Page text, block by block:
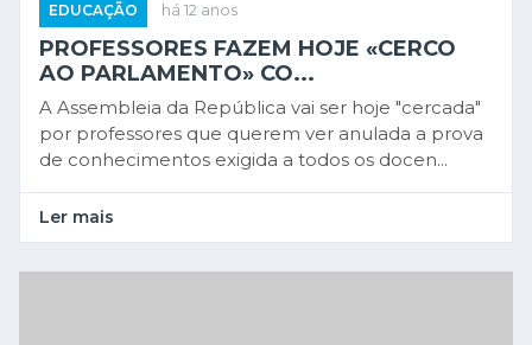
EDUCAÇÃO há 12 anos
PROFESSORES FAZEM HOJE «CERCO
AO PARLAMENTO» CO...
A Assembleia da República vai ser hoje "cercada"
por professores que querem ver anulada a prova
de conhecimentos exigida a todos os docen...
Ler mais